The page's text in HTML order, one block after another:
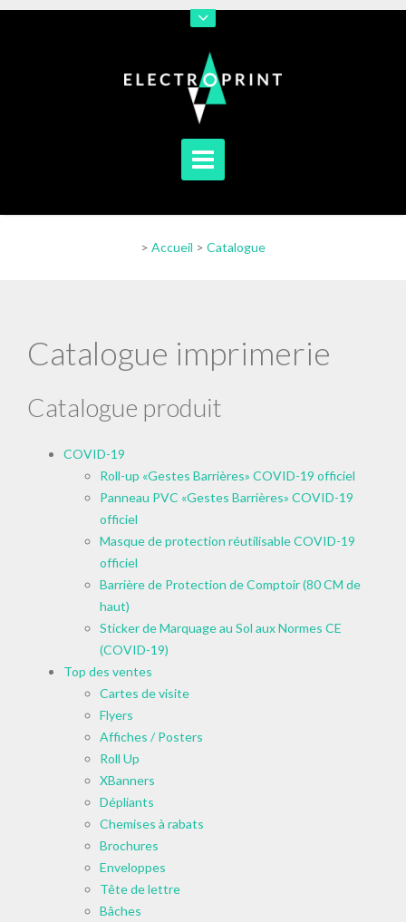
> Accueil > Catalogue
Catalogue imprimerie
Catalogue produit
COVID-19
Roll-up «Gestes Barrières» COVID-19 officiel
Panneau PVC «Gestes Barrières» COVID-19
officiel
Masque de protection réutilisable COVID-19
officiel
Barrière de Protection de Comptoir (80 CM de
haut)
Sticker de Marquage au Sol aux Normes CE
(COVID-19)
Top des ventes
Cartes de visite
Flyers
Affiches / Posters
Roll Up
XBanners
Dépliants
Chemises à rabats
Brochures
Enveloppes
Tête de lettre
Bâches
En poursuivant votre navigation sur notre site vous acceptez
[En savoir plus]